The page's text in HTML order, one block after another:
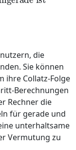
die
Sie können
ihre Collatz-Folge
Berechnungen
Rechner die
für gerade und
unterhaltsame
Vermutung zu